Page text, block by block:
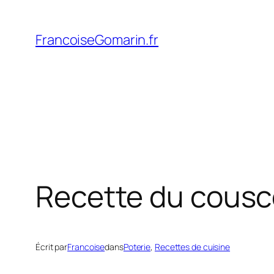
contenu
FrancoiseGomarin.fr
Recette du
Écrit parFrancoisedansPoterie, Recettes de cuisine